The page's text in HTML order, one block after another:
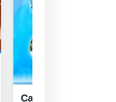
Camp Bay Summer